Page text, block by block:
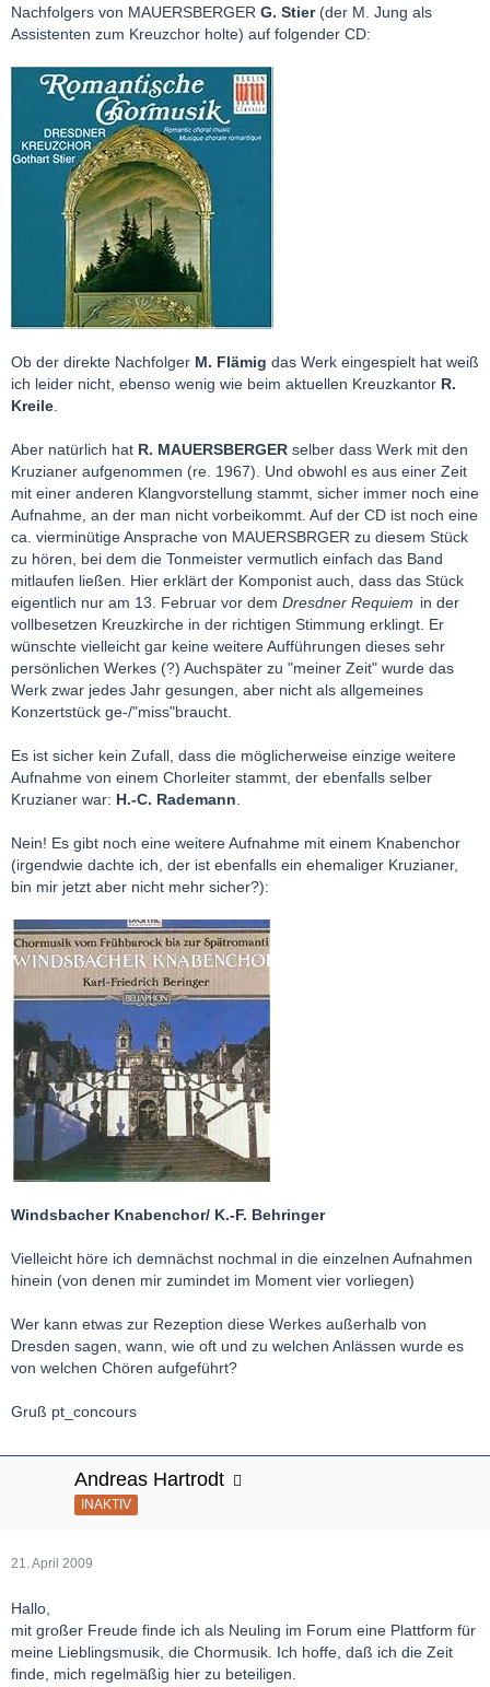
Nachfolgers von MAUERSBERGER G. Stier(der M. Jung als
Assistenten zum Kreuzchor holte) auf folgender CD:
Ob der direkte Nachfolger M. Flämig das Werk eingespielt hat weiß
ich leider nicht, ebenso wenig wie beim aktuellen Kreuzkantor R.
Kreile
Aber natürlich hat R. MAUERSBERGER selber dass Werk mit den
Kruzianer aufgenommen (re. 1967). Und obwohl es aus einer Zeit
mit einer anderen Klangvorstellung stammt, sicher immer noch eine
Aufnahme, an der man nicht vorbeikommt. Auf der CD ist noch eine
ca. vierminütige Ansprache von MAUERSBRGER zu diesem Stück
zu hören, bei dem die Tonmeister vermutlich einfach das Band
mitlaufen ließen. Hier erklärt der Komponist auch, dass das Stück
eigentlich nur am 13. Februar vor dem Dresdner Requiem in der
vollbesetzen Kreuzkirche in der richtigen Stimmung erklingt. Er
wünschte vielleicht gar keine weitere Aufführungen dieses sehr
persönlichen Werkes (?) Auchspäter zu "meiner Zeit" wurde das
Werk zwar jedes Jahr gesungen, aber nicht als allgemeines
Konzertstück ge-/"miss"braucht.
Es ist sicher kein Zufall, dass die möglicherweise einzige weitere
Aufnahme von einem Chorleiter stammt, der ebenfalls selber
Kruzianer war: H.-C. Rademann
Nein! Es gibt noch eine weitere Aufnahme mit einem Knabenchor
(irgendwie dachte ich, der ist ebenfalls ein ehemaliger Kruzianer,
bin mir jetzt aber nicht mehr sicher?):
Windsbacher Knabenchor/ K.-F. Behringer
Vielleicht höre ich demnächst nochmal in die einzelnen Aufnahmen
hinein (von denen mir zumindet im Moment vier vorliegen)
Wer kann etwas zur Rezeption diese Werkes außerhalb von
Dresden sagen, wann, wie oft und zu welchen Anlässen wurde es
von welchen Chören aufgeführt?
Gruß pt_concours
Andreas Hartrodt
INAKTIV
21. April 2009
Hallo,
mit großer Freude finde ich als Neuling im Forum eine Plattform für
meine Lieblingsmusik, die Chormusik. Ich hoffe, daß ich die Zeit
finde, mich regelmäßig hier zu beteiligen.